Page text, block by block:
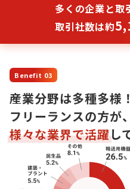
多くの企業と取
取引社数は約
Benefit 03
産業分野は多種多様！
フリーランスの方が、
様々な業界で活躍し